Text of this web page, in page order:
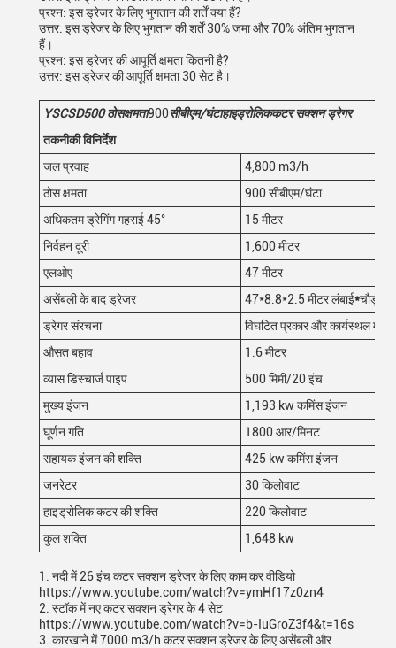
प्रश्न: इस ड्रेजर के लिए भुगतान की शर्तें क्या हैं?
उत्तर: इस ड्रेजर के लिए भुगतान की शर्तें 30% जमा और 70% अंतिम भुगतान
हैं।
प्रश्न: इस ड्रेजर की आपूर्ति क्षमता कितनी है?
उत्तर: इस ड्रेजर की आपूर्ति क्षमता 30 सेट है।
YSCSD500 ठोसक्षमता900सीबीएम/घंटाहाइड्रोलिककटर सक्शन ड्रेगर
तकनीकी विनिर्देश
जल प्रवाह
4,800 m3/h
ठोस क्षमता
900 सीबीएम/घंटा
अधिकतम ड्रेगिंग गहराई 45°
15 मीटर
निर्वहन दूरी
1,600 मीटर
एलओए
47 मीटर
असेंबली के बाद ड्रेजर
47*8.8*2.5 मीटर लंबाई*चौड़ाई*
ड्रेगर संरचना
विघटित प्रकार और कार्यस्थल में
औसत बहाव
1.6 मीटर
व्यास डिस्चार्ज पाइप
500 मिमी/20 इंच
मुख्य इंजन
1,193 kw कमिंस इंजन
घूर्णन गति
1800 आर/मिनट
सहायक इंजन की शक्ति
425 kw कमिंस इंजन
जनरेटर
30 किलोवाट
हाइड्रोलिक कटर की शक्ति
220 किलोवाट
कुल शक्ति
1,648 kw
1. नदी में 26 इंच कटर सक्शन ड्रेजर के लिए काम कर वीडियो
https://www.youtube.com/watch?v=ymHf17z0zn4
2. स्टॉक में नए कटर सक्शन ड्रेगर के 4 सेट
https://www.youtube.com/watch?v=b-IuGroZ3f4&t=16s
3. कारखाने में 7000 m3/h कटर सक्शन ड्रेजर के लिए असेंबली और